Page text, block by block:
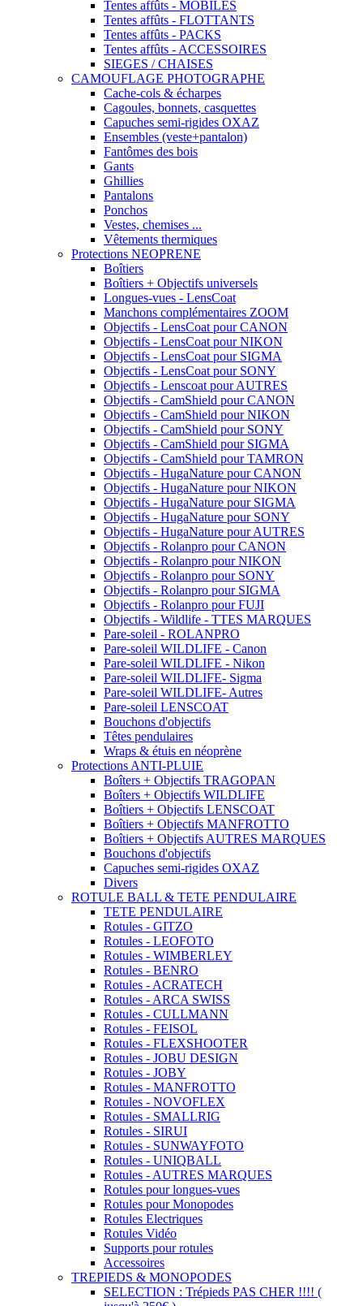
Tentes affûts - MOBILES
Tentes affûts - FLOTTANTS
Tentes affûts - PACKS
Tentes affûts - ACCESSOIRES
SIEGES / CHAISES
CAMOUFLAGE PHOTOGRAPHE
Cache-cols & écharpes
Cagoules, bonnets, casquettes
Capuches semi-rigides OXAZ
Ensembles (veste+pantalon)
Fantômes des bois
Gants
Ghillies
Pantalons
Ponchos
Vestes, chemises ...
Vêtements thermiques
Protections NEOPRENE
Boîtiers
Boîtiers + Objectifs universels
Longues-vues - LensCoat
Manchons complémentaires ZOOM
Objectifs - LensCoat pour CANON
Objectifs - LensCoat pour NIKON
Objectifs - LensCoat pour SIGMA
Objectifs - LensCoat pour SONY
Objectifs - Lenscoat pour AUTRES
Objectifs - CamShield pour CANON
Objectifs - CamShield pour NIKON
Objectifs - CamShield pour SONY
Objectifs - CamShield pour SIGMA
Objectifs - CamShield pour TAMRON
Objectifs - HugaNature pour CANON
Objectifs - HugaNature pour NIKON
Objectifs - HugaNature pour SIGMA
Objectifs - HugaNature pour SONY
Objectifs - HugaNature pour AUTRES
Objectifs - Rolanpro pour CANON
Objectifs - Rolanpro pour NIKON
Objectifs - Rolanpro pour SONY
Objectifs - Rolanpro pour SIGMA
Objectifs - Rolanpro pour FUJI
Objectifs - Wildlife - TTES MARQUES
Pare-soleil - ROLANPRO
Pare-soleil WILDLIFE - Canon
Pare-soleil WILDLIFE - Nikon
Pare-soleil WILDLIFE- Sigma
Pare-soleil WILDLIFE- Autres
Pare-soleil LENSCOAT
Bouchons d'objectifs
Têtes pendulaires
Wraps & étuis en néoprène
Protections ANTI-PLUIE
Boîters + Objectifs TRAGOPAN
Boîters + Objectifs WILDLIFE
Boîtiers + Objectifs LENSCOAT
Boîtiers + Objectifs MANFROTTO
Boîtiers + Objectifs AUTRES MARQUES
Bouchons d'objectifs
Capuches semi-rigides OXAZ
Divers
ROTULE BALL & TETE PENDULAIRE
TETE PENDULAIRE
Rotules - GITZO
Rotules - LEOFOTO
Rotules - WIMBERLEY
Rotules - BENRO
Rotules - ACRATECH
Rotules - ARCA SWISS
Rotules - CULLMANN
Rotules - FEISOL
Rotules - FLEXSHOOTER
Rotules - JOBU DESIGN
Rotules - JOBY
Rotules - MANFROTTO
Rotules - NOVOFLEX
Rotules - SMALLRIG
Rotules - SIRUI
Rotules - SUNWAYFOTO
Rotules - UNIQBALL
Rotules - AUTRES MARQUES
Rotules pour longues-vues
Rotules pour Monopodes
Rotules Electriques
Rotules Vidéo
Supports pour rotules
Accessoires
TREPIEDS & MONOPODES
SELECTION : Trépieds PAS CHER !!!! (